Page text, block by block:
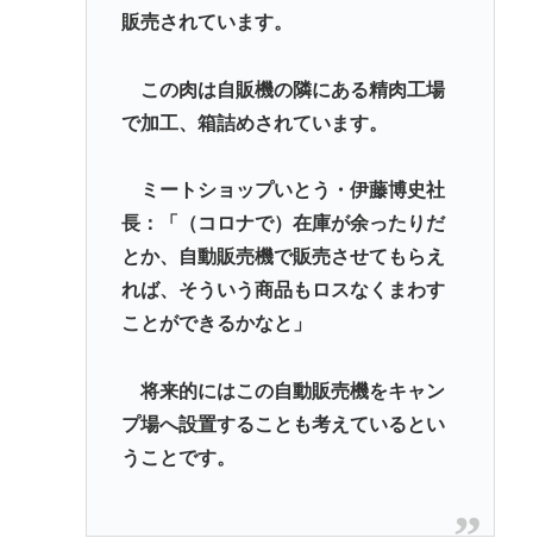
「そば（うどん）+いなり寿司」ってセットをあまり
ラーメン二郎「もう食わない？ さっきは食べれるっ
て言ったじゃねーか！」（ヽ´ん`）「」 反論できる？
や！」👈この風潮はもう無くなった？
Powered by livedoor 相互RSS
販売されています。
この肉は自販機の隣にある精肉工場
で加工、箱詰めされています。
ミートショップいとう・伊藤博史社
長：「（コロナで）在庫が余ったりだ
とか、自動販売機で販売させてもらえ
れば、そういう商品もロスなくまわす
ことができるかなと」
将来的にはこの自動販売機をキャン
プ場へ設置することも考えているとい
うことです。